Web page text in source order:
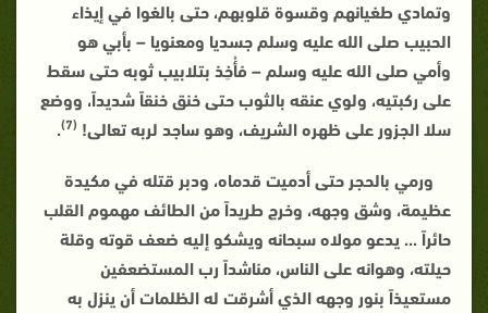
وتمادي طغيانهم وقسوة قلوبهم، حتى بالغوا في إيذاء
الحبيب صلى الله عليه وسلم جسديا ومعنويا – بأبي هو
وأمي صلى الله عليه وسلم – فأُخِذ بتلابيب ثوبه حتى سقط
على ركبتيه، ولوي عنقه بالثوب حتى خنق خنقاً شديداً، ووضع
سلا الجزور على ظهره الشريف، وهو ساجد لربه تعالى! (7)
.
ورمي بالحجر حتى أدميت قدماه، ودبر قتله في مكيدة
عظيمة، وشق وجهه، وخرج طريداً من الطائف مهموم القلب
حائراً ... يدعو مولاه سبحانه ويشكو إليه ضعف قوته وقلة
حيلته، وهوانه على الناس، مناشداً رب المستضعفين
مستعيذاً بنور وجهه الذي أشرقت له الظلمات أن ينزل به